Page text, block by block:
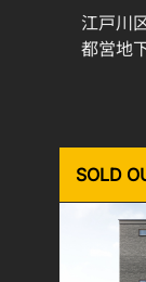
江戸川
都営地
SOLD